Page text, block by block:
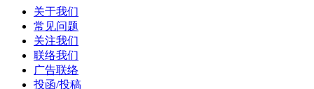
关于我们
常见问题
关注我们
联络我们
广告联络
投函/投稿